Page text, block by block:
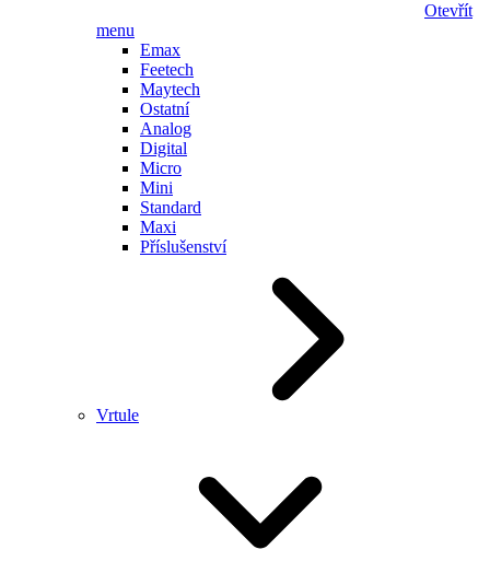
Otevřít
menu
Emax
Feetech
Maytech
Ostatní
Analog
Digital
Micro
Mini
Standard
Maxi
Příslušenství
Vrtule